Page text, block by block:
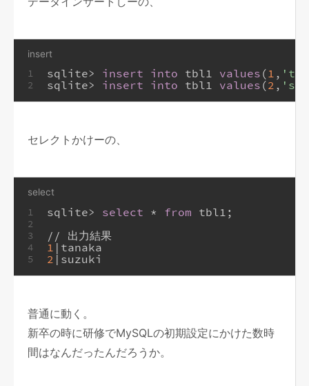
insert
1
2
sqlite> insert into tbl1 values (1 ,
sqlite> insert into tbl1 values (2 ,
セレクトかけーの、
select
1
2
3
4
5
sqlite> select * from tbl1;
/ / 出力結果
1 | tanaka
2 | suzuki
普通に動く。
新卒の時に研修でMySQLの初期設定にかけた数時
間はなんだったんだろうか。